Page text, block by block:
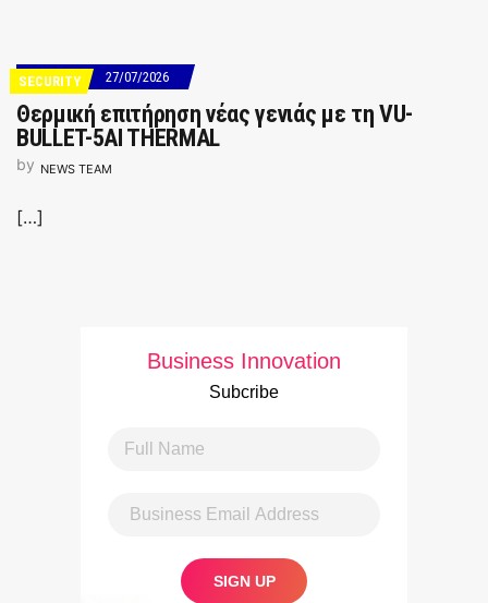
SECURITY 27/07/2026
Θερμική επιτήρηση νέας γενιάς με τη VU-
BULLET-5AI THERMAL
by NEWS TEAM
[…]
Business Innovation
Subcribe